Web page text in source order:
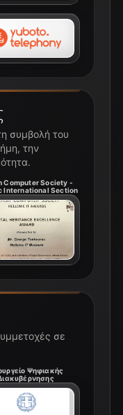
σε
Ψηφιακής
συμβολή του
την
Computer Society -
International Section